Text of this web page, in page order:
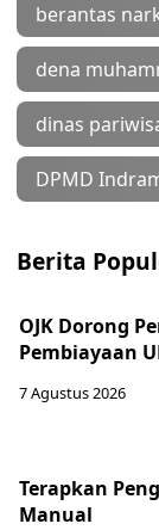
berantas
dena
dinas
DPMD
Berita
OJK Dorong
Pembiayaan
7 Agustus 2026
Terapkan
Manual